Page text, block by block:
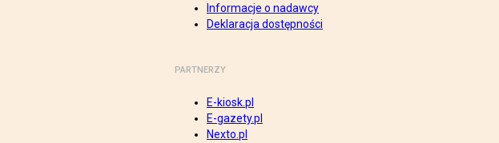
Informacje o nadawcy
Deklaracja dostępności
PARTNERZY
E-kiosk.pl
E-gazety.pl
Nexto.pl